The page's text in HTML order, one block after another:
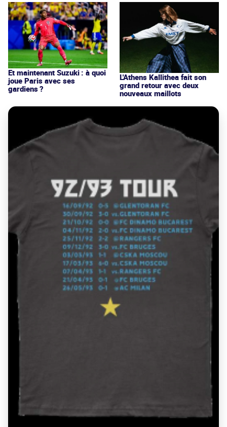
Et maintenant Suzuki : à quoi
joue Paris avec ses
gardiens ?
L'Athens Kallithea fait son
grand retour avec deux
nouveaux maillots